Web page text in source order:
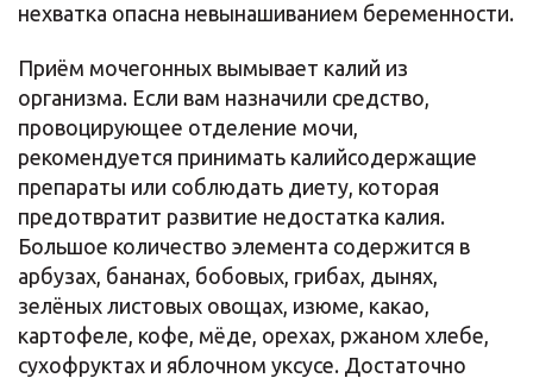
нехватка опасна невынашиванием беременности.
Приём мочегонных вымывает калий из
организма. Если вам назначили средство,
провоцирующее отделение мочи,
рекомендуется принимать калийсодержащие
препараты или соблюдать диету, которая
предотвратит развитие недостатка калия.
Большое количество элемента содержится в
арбузах, бананах, бобовых, грибах, дынях,
зелёных листовых овощах, изюме, какао,
картофеле, кофе, мёде, орехах, ржаном хлебе,
сухофруктах и яблочном уксусе. Достаточно